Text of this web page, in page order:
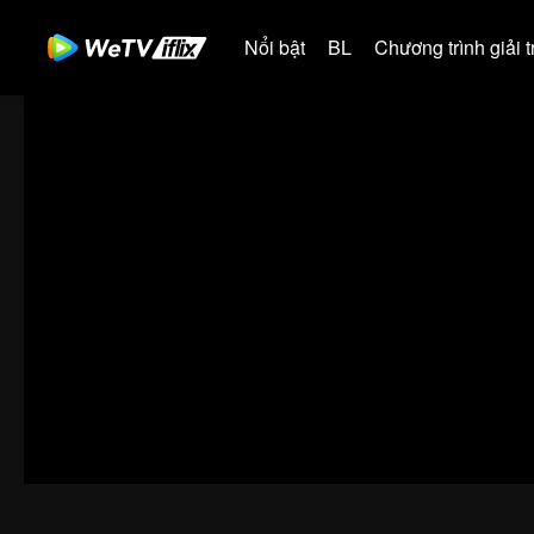
Nổi bật BL Chương trình giải